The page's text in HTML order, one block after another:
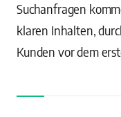
Suchanfragen
klaren Inhalten,
Kunden vor dem